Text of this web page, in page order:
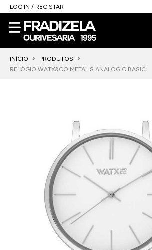
LOG IN / REGISTAR
INÍCIO
PRODUTOS
RELÓGIO WATX&CO METAL S ANALOGIC BASIC